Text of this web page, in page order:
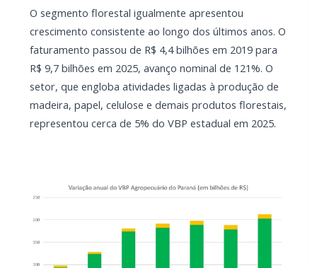
O segmento florestal igualmente apresentou
crescimento consistente ao longo dos últimos anos. O
faturamento passou de R$ 4,4 bilhões em 2019 para
R$ 9,7 bilhões em 2025, avanço nominal de 121%. O
setor, que engloba atividades ligadas à produção de
madeira, papel, celulose e demais produtos florestais,
representou cerca de 5% do VBP estadual em 2025.